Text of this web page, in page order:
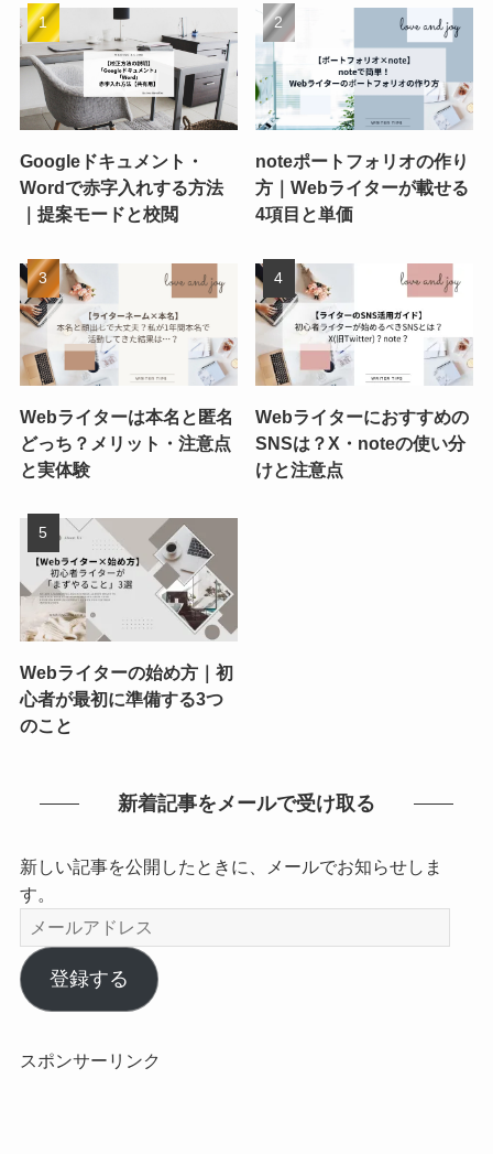
Googleドキュメント・
Wordで赤字入れする方法
｜提案モードと校閲
noteポートフォリオの作り
方｜Webライターが載せる
4項目と単価
Webライターは本名と匿名
どっち？メリット・注意点
と実体験
Webライターにおすすめの
SNSは？X・noteの使い分
けと注意点
Webライターの始め方｜初
心者が最初に準備する3つ
のこと
新着記事をメールで受け取る
新しい記事を公開したときに、メールでお知らせしま
す。
メ
ー
ル
ア
レ
登録する
スポンサーリンク